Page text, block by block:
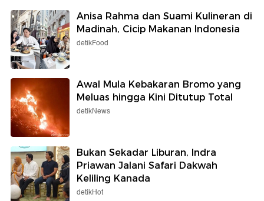
Anisa Rahma dan Suami Kulineran di
Madinah, Cicip Makanan Indonesia
detikFood
Awal Mula Kebakaran Bromo yang
Meluas hingga Kini Ditutup Total
detikNews
Bukan Sekadar Liburan, Indra
Priawan Jalani Safari Dakwah
Keliling Kanada
detikHot